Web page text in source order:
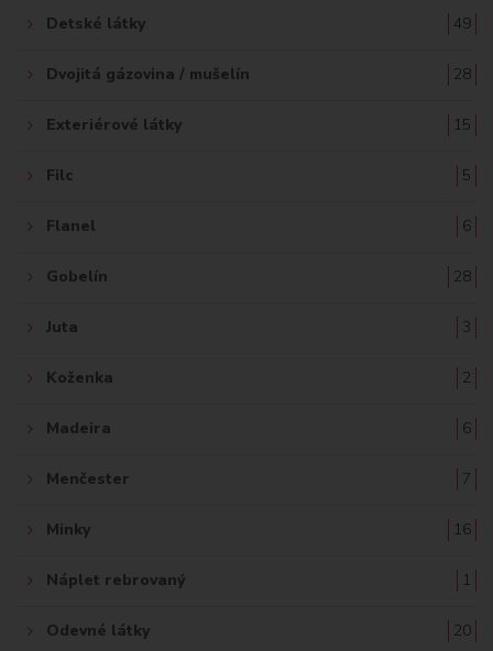
Detské látky 49
Dvojitá gázovina / mušelín 28
Exteriérové látky 15
Filc 5
Flanel 6
Gobelín 28
Juta 3
Koženka 2
Madeira 6
Menčester 7
Minky 16
Náplet rebrovaný 1
Odevné látky 20